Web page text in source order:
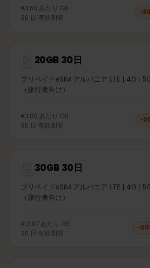
€1.60 あたり GB
30 日 有効期間
−20
20GB 30日
プリペイドeSIM アルバニア LTE | 4G |
（旅行者向け）
€1.00 あたり GB
30 日 有効期間
−
30GB 30日
プリペイドeSIM アルバニア LTE | 4G |
（旅行者向け）
€0.97 あたり GB
30 日 有効期間
−20